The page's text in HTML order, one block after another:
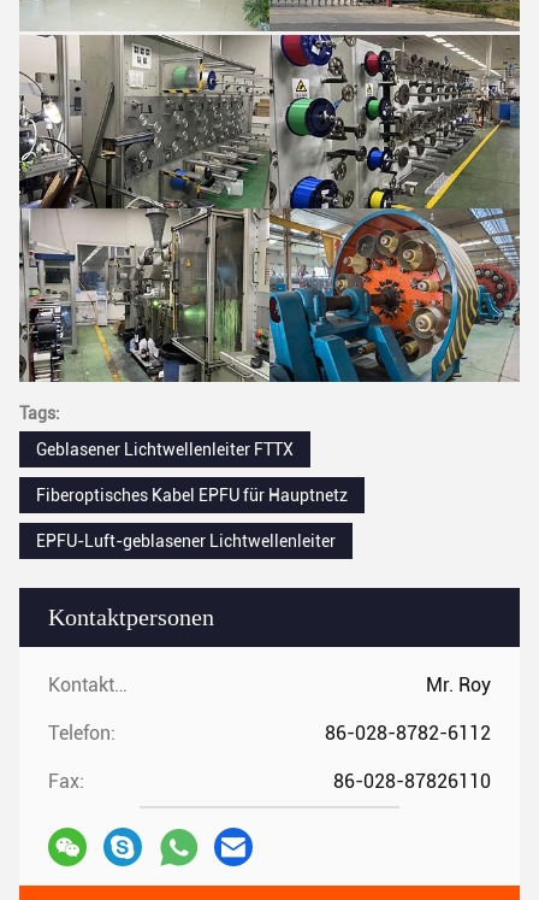
Kontaktpersonen
Kontaktpersonen: Mr. Roy
Telefon: 86-028-8782-6112
Fax: 86-028-87826110
Tags:
Geblasener Lichtwellenleiter FTTX
Fiberoptisches Kabel EPFU für Hauptnetz
EPFU-Luft-geblasener Lichtwellenleiter